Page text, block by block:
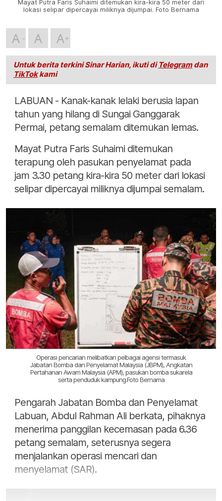
Mayat Putra Faris Suhaimi ditemukan kira-kira 50 meter dari
lokasi selipar dipercayai miliknya dijumpai. Foto Bernama
A A A
Untuk berita terkini Sinar Harian, ikuti di Telegramdan
TikTokkami
LABUAN - Kanak-kanak lelaki berusia lapan
tahun yang hilang di Sungai Ganggarak
Permai, petang semalam ditemukan lemas.
Mayat Putra Faris Suhaimi ditemukan
terapung oleh pasukan penyelamat pada
jam 3.30 petang kira-kira 50 meter dari lokasi
selipar dipercayai miliknya dijumpai semalam.
Operasi pencarian melibatkan pelbagai agensi termasuk
Jabatan Bomba dan Penyelamat Malaysia (JBPM), Angkatan
Pertahanan Awam Malaysia (APM), pasukan bomba sukarela
serta penduduk kampung.Foto Bernama
Pengarah Jabatan Bomba dan Penyelamat
Labuan, Abdul Rahman Ali berkata, pihaknya
menerima panggilan kecemasan pada 6.36
petang semalam, seterusnya segera
menjalankan operasi mencari dan
menyelamat (SAR).